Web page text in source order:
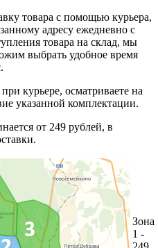
товара с помощью курьера,
адресу ежедневно с
товара на склад, мы
выбрать удобное время
курьере, осматриваете на
указанной комплектации.
от 249 рублей, в
Зона
1 -